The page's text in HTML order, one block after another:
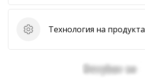
Технология на продукта
Технология на продукта